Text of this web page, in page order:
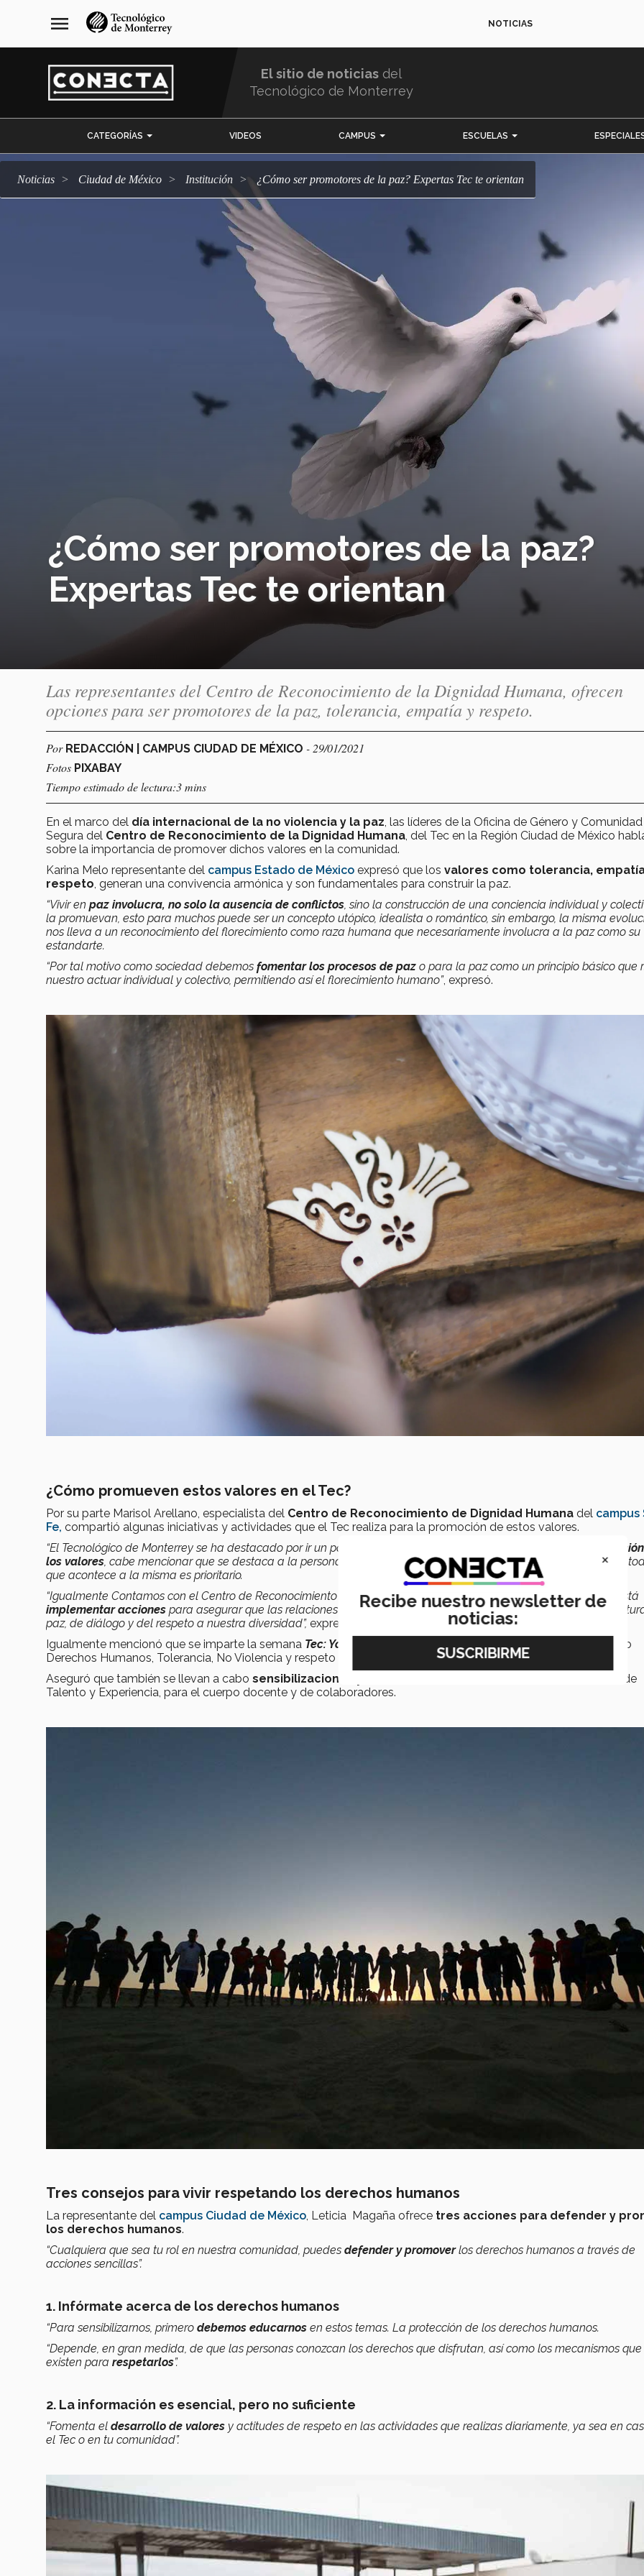
navegación
principal
menu NOTICIAS
El sitio de noticias del
Tecnológico de Monterrey
CATEGORÍAS VIDEOS CAMPUS ESCUELAS
Noticias Ciudad de México Institución ¿Cómo ser promotores de la paz? Expertas Tec te orientan
¿Cómo ser promotores de la paz?
Expertas Tec te orientan
Las representantes del Centro de Reconocimiento de la Dignidad Humana, ofrecen
opciones para ser promotores de la paz, tolerancia, empatía y respeto.
Por REDACCIÓN | CAMPUS CIUDAD DE MÉXICO - 29/01/2021
Fotos PIXABAY
Tiempo estimado de lectura:3 mins
En el marco del día internacional de la no violencia y la paz , las líderes de la Oficina de Género y Comunidad
Segura del Centro de Reconocimiento de la Dignidad Humana , del Tec en la Región Ciudad de México
sobre la importancia de promover dichos valores en la comunidad.
Karina Melo representante del campus Estado de México expresó que los valores como tolerancia,
respeto , generan una convivencia armónica y son fundamentales para construir la paz.
“Vivir en paz involucra, no solo la ausencia de conflictos , sino la construcción de una conciencia individual y
la promuevan, esto para muchos puede ser un concepto utópico, idealista o romántico, sin embargo, la misma
nos lleva a un reconocimiento del florecimiento como raza humana que necesariamente involucra a la paz como su
estandarte.
“Por tal motivo como sociedad debemos fomentar los procesos de paz o para la paz como un principio básico que
nuestro actuar individual y colectivo, permitiendo así el florecimiento humano”, expresó.
¿Cómo promueven estos valores en el Tec?
Por su parte Marisol Arellano, especialista del Centro de Reconocimiento de Dignidad Humana del campus
Fe, compartió algunas iniciativas y actividades que el Tec realiza para la promoción de estos valores.
“El Tecnológico de Monterrey se ha destacado por ir un paso adelante en muchas áreas, en el caso de la
los valores, cabe mencionar que se destaca a la persona al centro de nuestras actividades, eso quiere decir, que
que acontece a la misma es prioritario.
“Igualmente Contamos con el Centro de Reconocimiento de la Dignidad Humana que dentro de sus propósitos está
implementar acciones para asegurar que las relaciones dentro de la comunidad TEC estén alineadas a una
paz, de diálogo y del respeto a nuestra diversidad”, expresó.
Igualmente mencionó que se imparte la semana Tec: Yo, tu, otros,
nosotros en donde se abordan temas como
Derechos Humanos, Tolerancia, No Violencia y respeto a los grupos en situación de vulnerabilidad.
Aseguró que también se llevan a cabo sensibilizaciones y actividades
sobre estas temáticas, de la mano de
Talento y Experiencia, para el cuerpo docente y de colaboradores.
Tres consejos para vivir respetando los derechos humanos
La representante del campus Ciudad de México, Leticia Magaña ofrece tres acciones para defender y
los derechos humanos.
“Cualquiera que sea tu rol en nuestra comunidad, puedes defender y promoverlos derechos humanos a través de
acciones sencillas”.
1. Infórmate acerca de los derechos humanos
“Para sensibilizarnos, primero debemos educarnos en estos temas. La protección de los derechos humanos.
“Depende, en gran medida, de que las personas conozcan los derechos que disfrutan, así como los mecanismos que
existen para respetarlos”.
2. La información es esencial, pero no suficiente
“Fomenta el desarrollo de valores y actitudes de respeto en las actividades que realizas diariamente, ya sea en
el Tec o en tu comunidad”.
×
Recibe nuestro newsletter de
noticias: